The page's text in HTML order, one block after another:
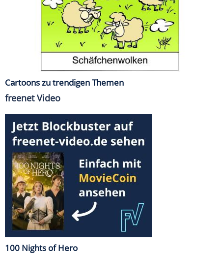
Cartoons zu trendigen Themen
freenet Video
100 Nights of Hero